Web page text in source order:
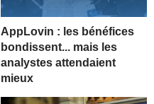
AppLovin : les bénéfices
bondissent... mais les
analystes attendaient
mieux